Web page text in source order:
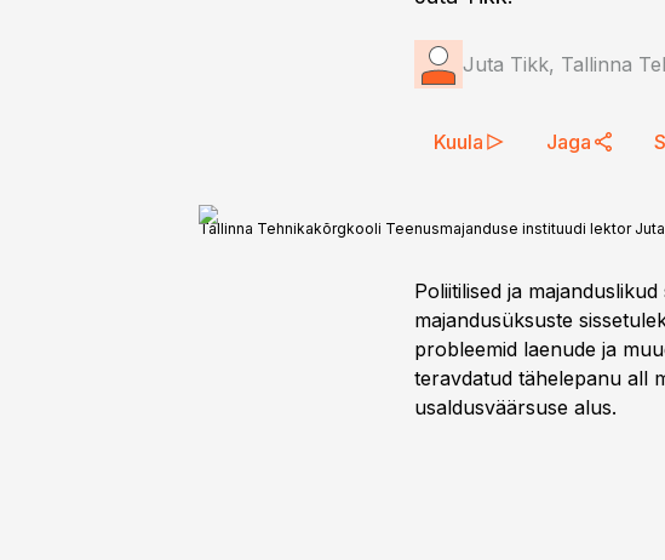
Juta Tikk, Tallinna
Kuula Jaga
Tallinna Tehnikakõrgkooli Teenusmajanduse instituudi lektor
Poliitilised ja
majandusüksuste
probleemid laenude ja
teravdatud tähelepanu all
usaldusväärsuse alus.